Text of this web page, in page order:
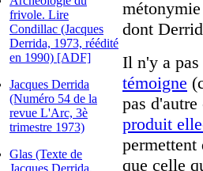
frivole. Lire
Condillac (Jacques
Derrida, 1973, réédité
en 1990) [ADF]
Jacques Derrida
(Numéro 54 de la
revue L'Arc, 3è
trimestre 1973)
Glas (Texte de
Jacques Derrida,
dont
Il n'y a
témoigne
pas
produit
permettent
que celle